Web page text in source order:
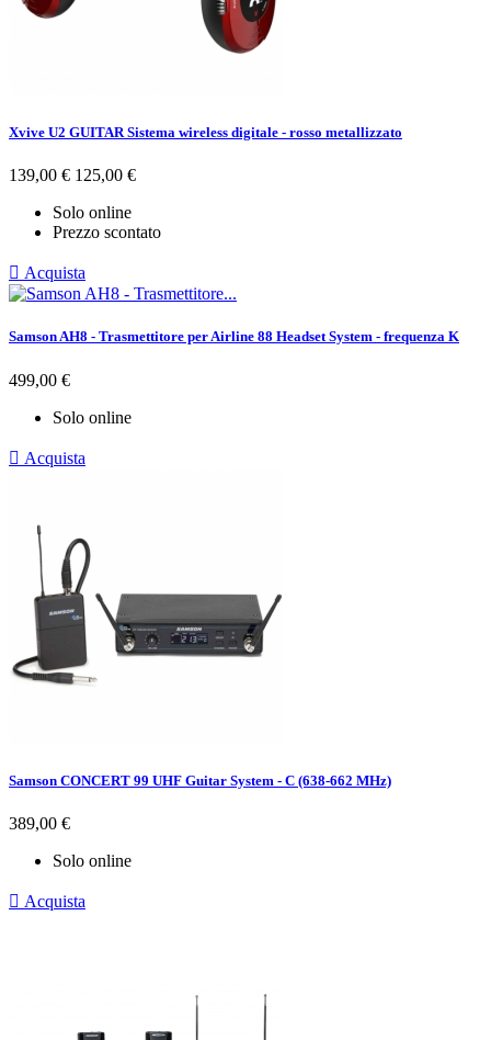
Xvive U2 GUITAR Sistema wireless digitale - rosso metallizzato
Prezzo
139,00 € Prezzo
125,00 €
Solo online
Prezzo scontato
 Acquista
Samson AH8 - Trasmettitore per Airline 88 Headset System - frequenza K
Prezzo
499,00 €
Solo online
 Acquista
Samson CONCERT 99 UHF Guitar System - C (638-662 MHz)
Prezzo
389,00 €
Solo online
 Acquista